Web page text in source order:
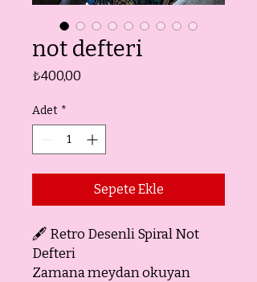
not defteri
₺400,00
Adet *
Sepete Ekle
🖋️ Retro Desenli Spiral Not
Defteri
Zamana meydan okuyan